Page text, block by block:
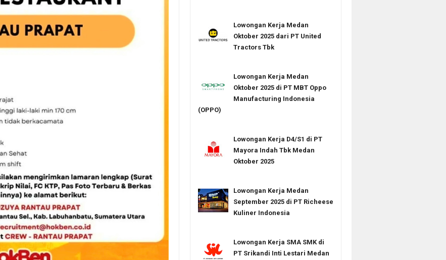
Lowongan Kerja Medan
Oktober 2025 dari PT United
Tractors Tbk
Lowongan Kerja Medan
Oktober 2025 di PT MBT Oppo
Manufacturing Indonesia
(OPPO)
Lowongan Kerja D4/S1 di PT
Mayora Indah Tbk Medan
Oktober 2025
Lowongan Kerja Medan
September 2025 di PT Richeese
Kuliner Indonesia
Lowongan Kerja SMA SMK di
PT Srikandi Inti Lestari Medan